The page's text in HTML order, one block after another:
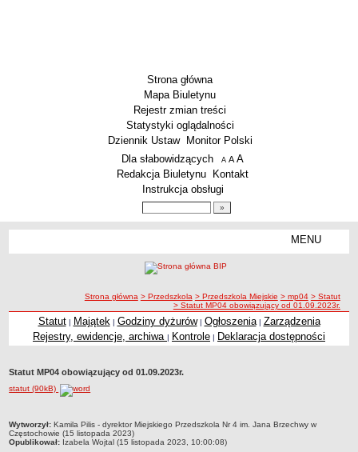
Strona główna
Mapa Biuletynu
Rejestr zmian treści
Statystyki oglądalności
Dziennik Ustaw
Monitor Polski
Menu dodatkowe
Dla słabowidzących A pomniejsz czcionkę
A standardowy rozmiar czcionki
A
Redakcja Biuletynu
Kontakt
Instrukcja obsługi
MENU
Zespoły Szkół
Techniczne Zakłady Naukowe
Przedszkola Miejskie
ARCHIWUM SZKÓŁ I PLACÓWEK
Przekształcone szkoły i placówki
ścieżka nawigacji
Strona główna > Przedszkola > Przedszkola Miejskie > mp04 > Statut
> Statut MP04 obowiązujący od 01.09.2023r.
Statut| Majątek | Godziny dyżurów| Ogłoszenia| Zarządzenia
Rejestry, ewidencje, archiwa | Kontrole | Deklaracja dostępności
Statut MP04 obowiązujący od 01.09.2023r.
statut (90kB)
metryczka
Wytworzył: Kamila Pilis - dyrektor Miejskiego Przedszkola Nr 4 im. Jana Brzechwy w
Częstochowie (15 listopada 2023)
Opublikował: Izabela Wojtal (15 listopada 2023, 10:00:08)